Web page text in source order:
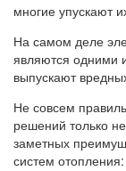
многие упускают
На самом деле
являются одними
выпускают
Не совсем
решений только
заметных
систем отопления: